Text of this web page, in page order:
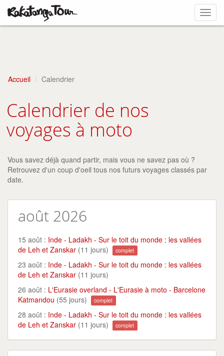
Accueil Calendrier
Calendrier de nos
voyages à moto
Vous savez déjà quand partir, mais vous ne savez pas où ?
Retrouvez d'un coup d'oeil tous nos futurs voyages classés par
date.
août 2026
15 août : Inde - Ladakh - Sur le toit du monde : les vallées
de Leh et Zanskar (11 jours) complet
23 août : Inde - Ladakh - Sur le toit du monde : les vallées
de Leh et Zanskar (11 jours)
26 août : L'Eurasie overland - L'Eurasie à moto - Barcelone
Katmandou (55 jours) complet
28 août : Inde - Ladakh - Sur le toit du monde : les vallées
de Leh et Zanskar (11 jours) complet